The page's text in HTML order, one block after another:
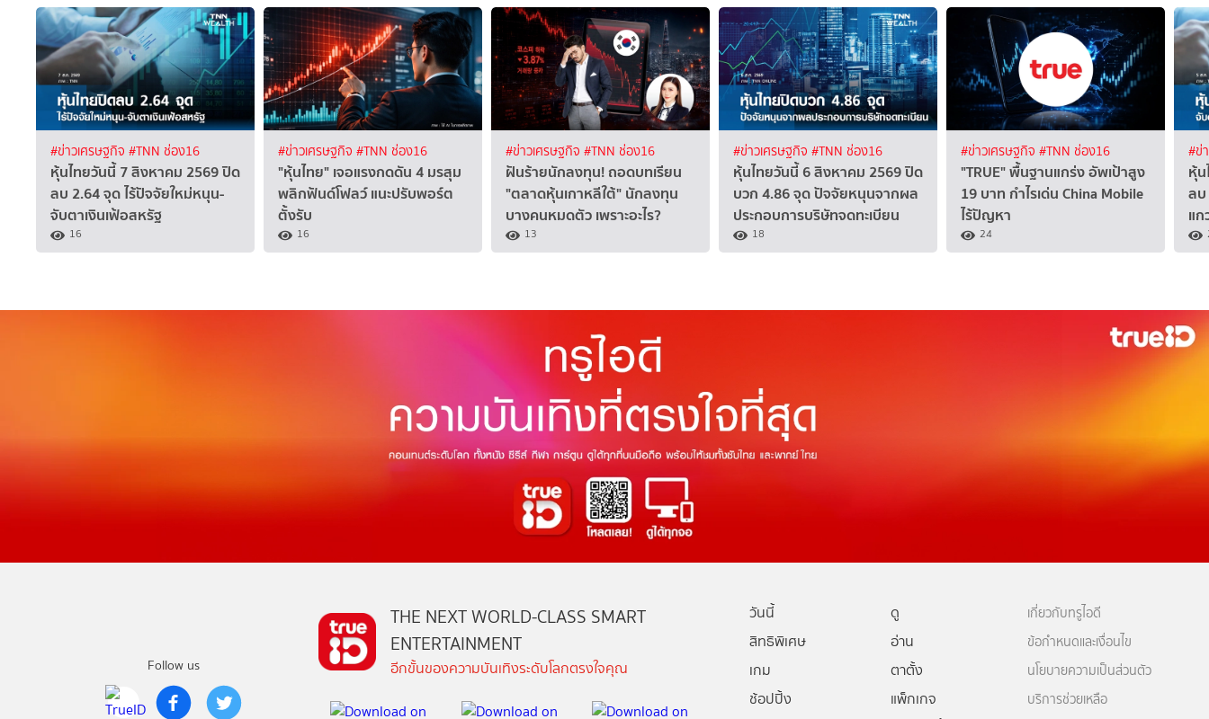
#ข่าวเศรษฐกิจ #TNN ช่อง16
หุ้นไทยวันนี้ 7 สิงหาคม 2569 ปิด
ลบ 2.64 จุด ไร้ปัจจัยใหม่หนุน-
จับตาเงินเฟ้อสหรัฐ
16
#ข่าวเศรษฐกิจ #TNN ช่อง16
"หุ้นไทย" เจอแรงกดดัน 4 มรสุม
พลิกฟันด์โฟลว์ แนะปรับพอร์ต
ตั้งรับ
16
#ข่าวเศรษฐกิจ #TNN ช่อง16
ฝันร้ายนักลงทุน! ถอดบทเรียน
"ตลาดหุ้นเกาหลีใต้" นักลงทุน
บางคนหมดตัว เพราะอะไร?
13
#ข่าวเศรษฐกิจ #TNN ช่อง16
หุ้นไทยวันนี้ 6 สิงหาคม 2569 ปิด
บวก 4.86 จุด ปัจจัยหนุนจากผล
ประกอบการบริษัทจดทะเบียน
18
#ข่าวเศรษฐกิจ #TNN ช่อง16
"TRUE" พื้นฐานแกร่ง อัพเป้าสูง
19 บาท กำไรเด่น China Mobile
ไร้ปัญหา
24
#ข่
หุ้
ล
แก
Follow us
THE NEXT WORLD-CLASS SMART
ENTERTAINMENT
อีกขั้นของความบันเทิงระดับโลกตรงใจคุณ
วันนี้
ดู
สิทธิพิเศษ
อ่าน
เกม
ตาตั้ง
ช้อปปิ้ง
แพ็กเกจ
เกี่ยวกับทรูไอดี
ข้อกำหนดและเงื่อนไข
นโยบายความเป็นส่วนตัว
บริการช่วยเหลือ